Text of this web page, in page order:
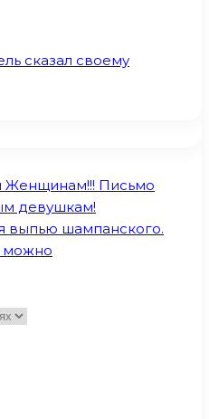
сказал своему
Женщинам!!! Письмо
девушкам!
выпью шампанского.
можно